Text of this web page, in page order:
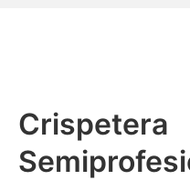
Crispetera